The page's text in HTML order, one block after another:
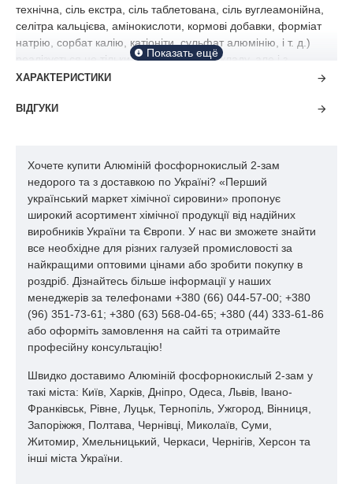
технічна, сіль екстра, сіль таблетована, сіль вуглеамонійна,
селітра кальцієва, амінокислоти, кормові добавки, форміат
натрію, сорбат калію, катіоніти, сульфат алюмінію, і т. д.)
реалізується не тільки з центрального складу, але і з
регіональних представництв, і якщо навіть поблизу Вашого
консультанти обов'язково порекомендують наших партнерів,
надати найбільш комфортні умови отримання товару. Ваше
замовлення буде оброблено і виконано в найкоротші
терміни, звертайтеся:
ХАРАКТЕРИСТИКИ
ВІДГУКИ
Хочете купити Алюміній фосфорнокислый 2-зам
недорого та з доставкою по Україні? «Перший
український маркет хімічної сировини» пропонує
широкий асортимент хімічної продукції від надійних
виробників України та Європи. У нас ви зможете знайти
все необхідне для різних галузей промисловості за
найкращими оптовими цінами або зробити покупку в
роздріб. Дізнайтесь більше інформації у наших
менеджерів за телефонами +380 (66) 044-57-00; +380
(96) 351-73-61; +380 (63) 568-04-65; +380 (44) 333-61-86
або оформіть замовлення на сайті та отримайте
професійну консультацію!
Швидко доставимо Алюміній фосфорнокислый 2-зам у
такі міста: Київ, Харків, Дніпро, Одеса, Львів, Івано-
Франківськ, Рівне, Луцьк, Тернопіль, Ужгород, Вінниця,
Запоріжжя, Полтава, Чернівці, Миколаїв, Суми,
Житомир, Хмельницький, Черкаси, Чернігів, Херсон та
інші міста України.